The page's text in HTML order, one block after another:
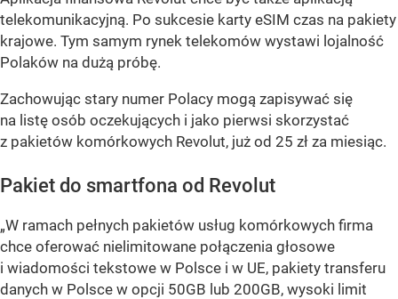
telekomunikacyjną. Po sukcesie karty eSIM czas na pakiety
krajowe. Tym samym rynek telekomów wystawi lojalność
Polaków na dużą próbę.
Zachowując stary numer Polacy mogą zapisywać się
na listę osób oczekujących i jako pierwsi skorzystać
z pakietów komórkowych Revolut, już od 25 zł za miesiąc.
Pakiet do smartfona od Revolut
„W ramach pełnych pakietów usług komórkowych firma
chce oferować nielimitowane połączenia głosowe
i wiadomości tekstowe w Polsce i w UE, pakiety transferu
danych w Polsce w opcji 50GB lub 200GB, wysoki limit